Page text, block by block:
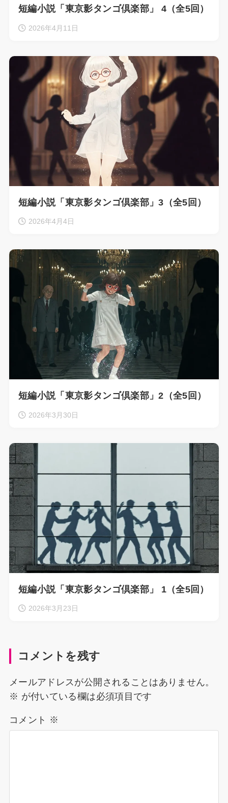
短編小説「東京影タンゴ倶楽部」 4（全5回）
2026年4月11日
短編小説「東京影タンゴ倶楽部」3（全5回）
2026年4月4日
短編小説「東京影タンゴ倶楽部」2（全5回）
2026年3月30日
短編小説「東京影タンゴ倶楽部」 1（全5回）
2026年3月23日
コメントを残す
メールアドレスが公開されることはありません。
※ が付いている欄は必須項目です
コメント ※